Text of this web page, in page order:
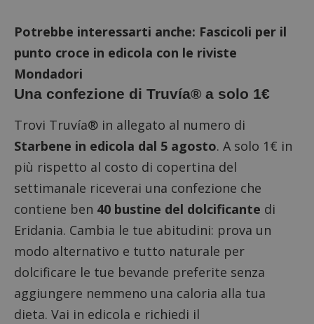
Potrebbe interessarti anche: Fascicoli per il
punto croce in edicola con le riviste
Mondadori
Una confezione di Truvía® a solo 1€
Trovi Truvía® in allegato al numero di
Starbene in edicola dal 5 agosto. A solo 1€ in
più rispetto al costo di copertina del
settimanale riceverai una confezione che
contiene ben 40 bustine del dolcificante di
Eridania. Cambia le tue abitudini: prova un
modo alternativo e tutto naturale per
dolcificare le tue bevande preferite senza
aggiungere nemmeno una caloria alla tua
dieta. Vai in edicola e richiedi il